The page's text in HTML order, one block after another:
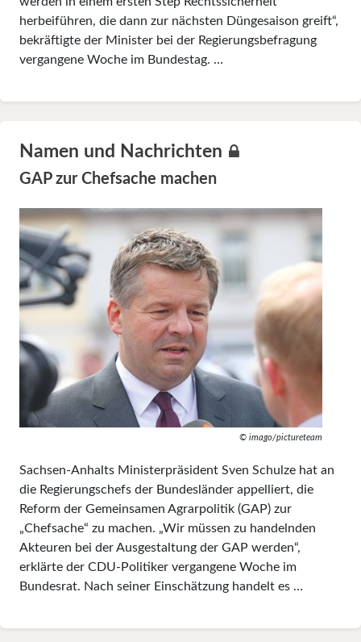
herbeiführen, die dann zur nächsten Düngesaison greift“,
bekräftigte der Minister bei der Regierungsbefragung
vergangene Woche im Bundestag. …
Namen und Nachrichten
GAP zur Chefsache machen
© imago/pictureteam
Sachsen-Anhalts Ministerpräsident Sven Schulze hat an
die Regierungschefs der Bundesländer appelliert, die
Reform der Gemeinsamen Agrarpolitik (GAP) zur
„Chefsache“ zu machen. „Wir müssen zu handelnden
Akteuren bei der Ausgestaltung der GAP werden“,
erklärte der CDU-Politiker vergangene Woche im
Bundesrat. Nach seiner Einschätzung handelt es …